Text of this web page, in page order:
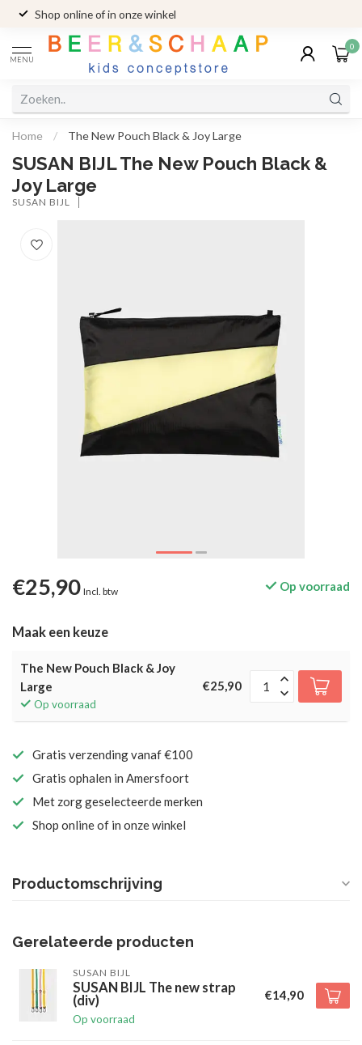
Shop online of in onze winkel
MENU
0
Home / The New Pouch Black & Joy Large
SUSAN BIJL The New Pouch Black &
Joy Large
SUSAN BIJL
€25,90 Incl. btw Op voorraad
Maak een keuze
The New Pouch Black & Joy
Large
Op voorraad
€25,90
Gratis verzending vanaf €100
Gratis ophalen in Amersfoort
Met zorg geselecteerde merken
Shop online of in onze winkel
Productomschrijving
Gerelateerde producten
SUSAN BIJL
SUSAN BIJL The new strap
(div)
Op voorraad
€14,90